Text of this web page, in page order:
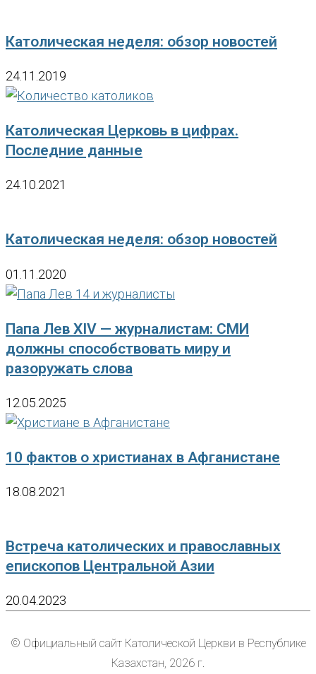
Католическая неделя: обзор новостей
24.11.2019
Католическая Церковь в цифрах.
Последние данные
24.10.2021
Католическая неделя: обзор новостей
01.11.2020
Папа Лев XIV — журналистам: СМИ
должны способствовать миру и
разоружать слова
12.05.2025
10 фактов о христианах в Афганистане
18.08.2021
Встреча католических и православных
епископов Центральной Азии
20.04.2023
© Официальный сайт Католической Церкви в Республике
Казахстан, 2026 г.